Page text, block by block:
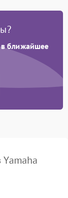
Подробнее →
в ближайшее